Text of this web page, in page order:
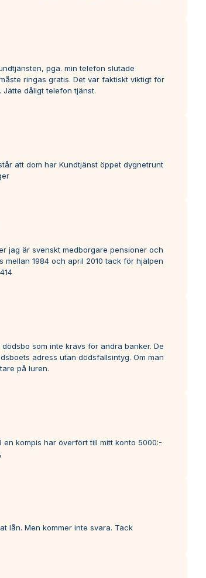
pga. min telefon slutade
ringas gratis. Det var faktiskt viktigt för
Jätte dåligt telefon tjänst.
att dom har Kundtjänst öppet dygnetrunt
jag är svenskt medborgare pensioner och
1984 och april 2010 tack för hjälpen
som inte krävs för andra banker. De
adress utan dödsfallsintyg. Om man
på luren.
kompis har överfört till mitt konto 5000:-
lån. Men kommer inte svara. Tack